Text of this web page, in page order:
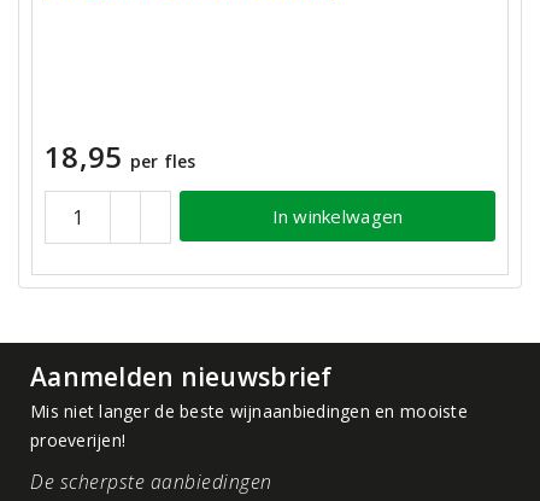
18,95 per fles
In winkelwagen
Aanmelden nieuwsbrief
Mis niet langer de beste wijnaanbiedingen en mooiste
proeverijen!
De scherpste aanbiedingen